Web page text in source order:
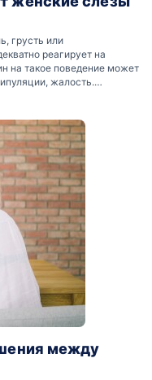
грусть или
реагирует на
на такое поведение может
жалость.
слез, помогут советы
между